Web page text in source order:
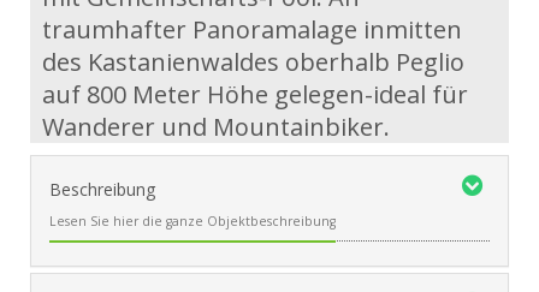
traumhafter Panoramalage inmitten
des Kastanienwaldes oberhalb Peglio
auf 800 Meter Höhe gelegen-ideal für
Wanderer und Mountainbiker.
Beschreibung
Lesen Sie hier die ganze Objektbeschreibung